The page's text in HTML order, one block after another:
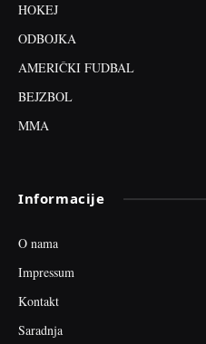
HOKEJ
ODBOJKA
AMERIČKI FUDBAL
BEJZBOL
MMA
Informacije
O nama
Impressum
Kontakt
Saradnja